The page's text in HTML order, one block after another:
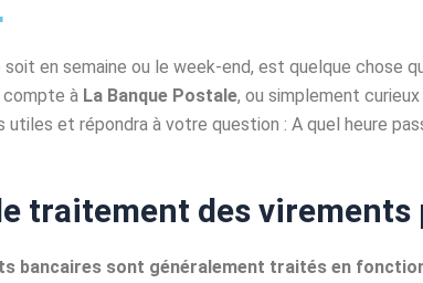
soit en semaine ou le week-end, est quelque
compte à La Banque Postale, ou simplement
utiles et répondra à votre question : A quel heure
traitement des
bancaires sont généralement traités en